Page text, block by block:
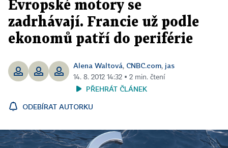
Evropské motory se
zadrhávají. Francie už podle
ekonomů patří do periférie
Alena Waltová, CNBC.com, jas
14. 8. 2012 14:32 ▪ 2 min. čtení
PŘEHRÁT ČLÁNEK
ODEBÍRAT AUTORKU